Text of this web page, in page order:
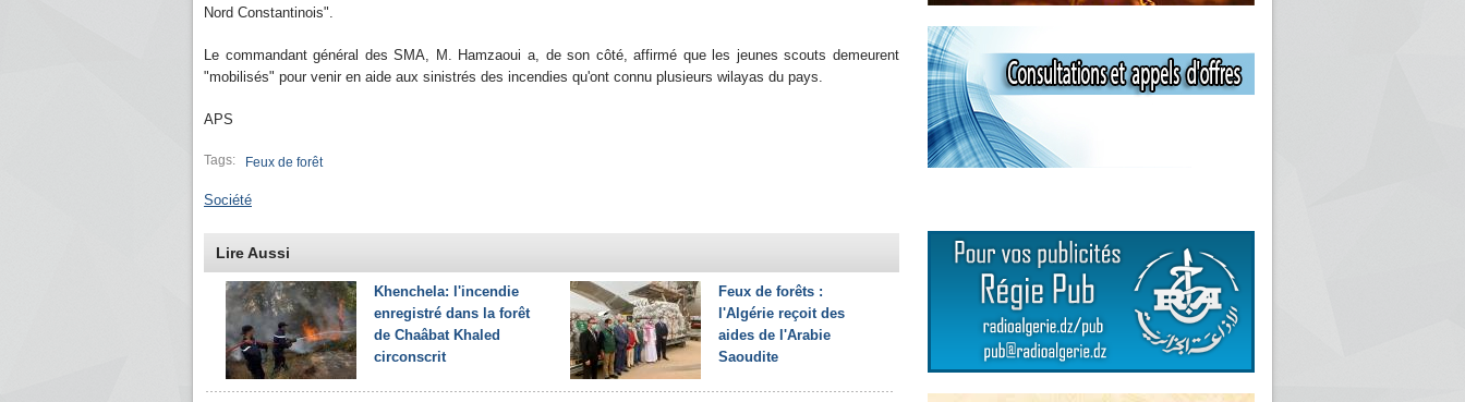
Nord Constantinois".
Le commandant général des SMA, M. Hamzaoui a, de son côté, affirmé que les jeunes scouts demeurent
"mobilisés" pour venir en aide aux sinistrés des incendies qu'ont connu plusieurs wilayas du pays.
APS
Tags: Feux de forêt
Société
Lire Aussi
Khenchela: l'incendie
enregistré dans la forêt
de Chaâbat Khaled
circonscrit
Feux de forêts :
l'Algérie reçoit des
aides de l'Arabie
Saoudite